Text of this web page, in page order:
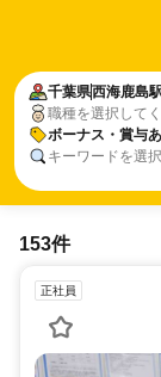
千葉県西海鹿島
職種を選択して
ボーナス・賞与
キーワードを選
153件
正社員